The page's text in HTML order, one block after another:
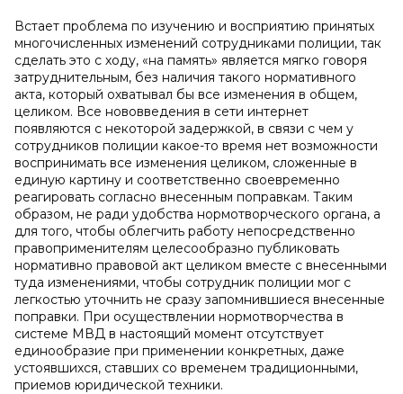
Встает проблема по изучению и восприятию принятых
многочисленных изменений сотрудниками полиции, так
сделать это с ходу, «на память» является мягко говоря
затруднительным, без наличия такого нормативного
акта, который охватывал бы все изменения в общем,
целиком. Все нововведения в сети интернет
появляются с некоторой задержкой, в связи с чем у
сотрудников полиции какое-то время нет возможности
воспринимать все изменения целиком, сложенные в
единую картину и соответственно своевременно
реагировать согласно внесенным поправкам. Таким
образом, не ради удобства нормотворческого органа, а
для того, чтобы облегчить работу непосредственно
правоприменителям целесообразно публиковать
нормативно правовой акт целиком вместе с внесенными
туда изменениями, чтобы сотрудник полиции мог с
легкостью уточнить не сразу запомнившиеся внесенные
поправки. При осуществлении нормотворчества в
системе МВД в настоящий момент отсутствует
единообразие при применении конкретных, даже
устоявшихся, ставших cо временем традиционными,
приемов юридической техники.